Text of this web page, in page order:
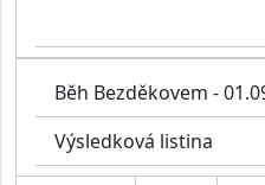
Běh Bezděkovem -
Výsledková listina